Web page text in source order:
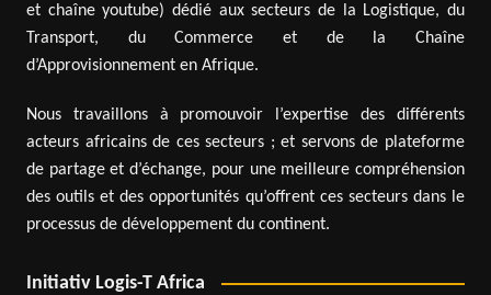
et chaîne youtube) dédié aux secteurs de la Logistique, du
Transport, du Commerce et de la Chaîne
d’Approvisionnement en Afrique.
Nous travaillons à promouvoir l’expertise des différents
acteurs africains de ces secteurs ; et servons de plateforme
de partage et d’échange, pour une meilleure compréhension
des outils et des opportunités qu’offrent ces secteurs dans le
processus de développement du continent.
Initiativ Logis-T Africa